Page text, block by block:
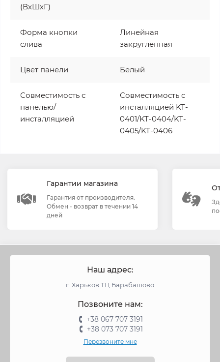
(ВхШхГ)
Форма кнопки
слива
Линейная
закругленная
Цвет панели Белый
Совместимость с
панелью/
инсталляцией
Совместимость с
инсталляцией KT-
0401/KT-0404/KT-
0405/KT-0406
Гарантии магазина
Гарантия от производителя.
Обмен - возврат в течении 14
дней
Наш адрес:
г. Харьков ТЦ Барабашово
Позвоните нам:
+38 067 707 3191
+38 073 707 3191
Перезвоните мне